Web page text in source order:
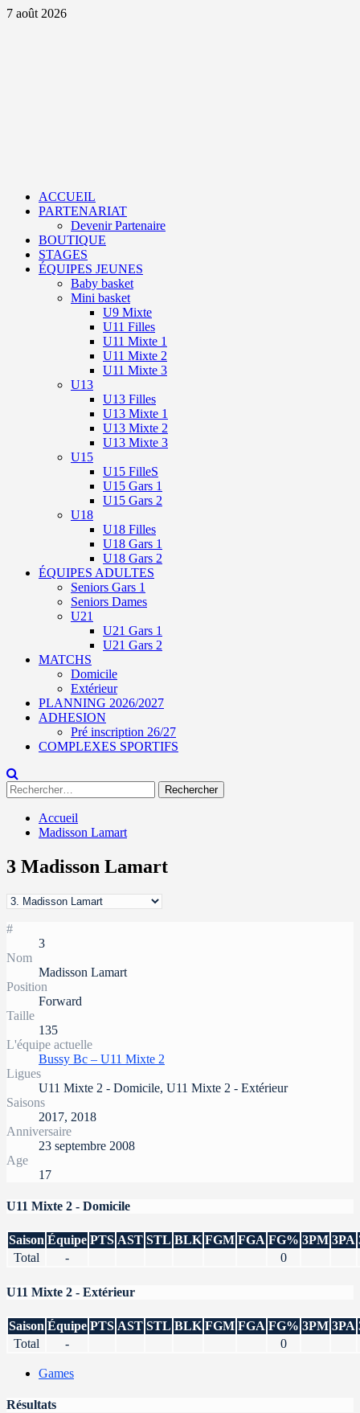
Aller
7 août 2026
ACCUEIL
PARTENARIAT
Devenir Partenaire
BOUTIQUE
STAGES
ÉQUIPES JEUNES
Baby basket
Mini basket
U9 Mixte
U11 Filles
U11 Mixte 1
U11 Mixte 2
U11 Mixte 3
U13
U13 Filles
U13 Mixte 1
U13 Mixte 2
U13 Mixte 3
U15
U15 FilleS
U15 Gars 1
U15 Gars 2
U18
U18 Filles
U18 Gars 1
U18 Gars 2
ÉQUIPES ADULTES
Seniors Gars 1
Seniors Dames
U21
U21 Gars 1
U21 Gars 2
MATCHS
Domicile
Extérieur
PLANNING 2026/2027
ADHESION
Pré inscription 26/27
COMPLEXES SPORTIFS
Rechercher :
Accueil
Madisson Lamart
3 Madisson Lamart
#
3
Nom
Madisson Lamart
Position
Forward
Taille
135
L'équipe actuelle
Bussy Bc – U11 Mixte 2
Ligues
U11 Mixte 2 - Domicile, U11 Mixte 2 - Extérieur
Saisons
2017, 2018
Anniversaire
23 septembre 2008
Age
17
U11 Mixte 2 - Domicile
Saison Équipe PTS AST STL BLK FGM FGA FG% 3PM 3PA
Total
- 0
U11 Mixte 2 - Extérieur
Saison Équipe PTS AST STL BLK FGM FGA FG% 3PM 3PA
Total
- 0
Games
Résultats